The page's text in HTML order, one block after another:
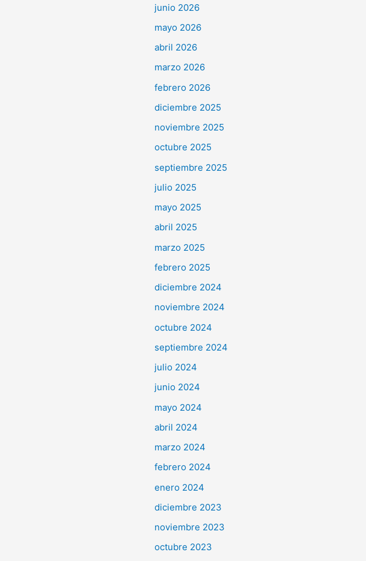
junio 2026
mayo 2026
abril 2026
marzo 2026
febrero 2026
diciembre 2025
noviembre 2025
octubre 2025
septiembre 2025
julio 2025
mayo 2025
abril 2025
marzo 2025
febrero 2025
diciembre 2024
noviembre 2024
octubre 2024
septiembre 2024
julio 2024
junio 2024
mayo 2024
abril 2024
marzo 2024
febrero 2024
enero 2024
diciembre 2023
noviembre 2023
octubre 2023